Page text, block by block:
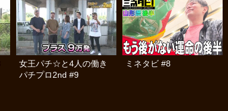
女王パチ☆と4人の働き
パチプロ2nd #9
ミネタビ #8